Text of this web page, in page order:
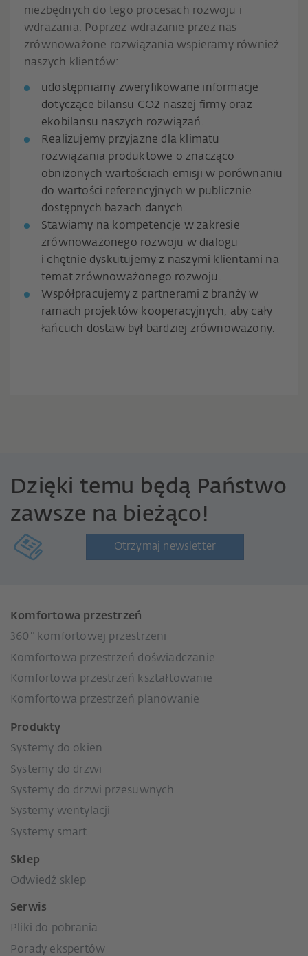
niezbędnych do tego procesach rozwoju i
wdrażania. Poprzez wdrażanie przez nas
zrównoważone rozwiązania wspieramy również
naszych klientów:
udostępniamy zweryfikowane informacje
dotyczące bilansu CO2 naszej firmy oraz
ekobilansu naszych rozwiązań.
Realizujemy przyjazne dla klimatu
rozwiązania produktowe o znacząco
obniżonych wartościach emisji w porównaniu
do wartości referencyjnych w publicznie
dostępnych bazach danych.
Stawiamy na kompetencje w zakresie
zrównoważonego rozwoju w dialogu
i chętnie dyskutujemy z naszymi klientami na
temat zrównoważonego rozwoju.
Współpracujemy z partnerami z branży w
ramach projektów kooperacyjnych, aby cały
łańcuch dostaw był bardziej zrównoważony.
Dzięki temu będą Państwo
zawsze na bieżąco!
Otrzymaj newsletter
Komfortowa przestrzeń
360° komfortowej przestrzeni
Komfortowa przestrzeń doświadczanie
Komfortowa przestrzeń kształtowanie
Komfortowa przestrzeń planowanie
Produkty
Systemy do okien
Systemy do drzwi
Systemy do drzwi przesuwnych
Systemy wentylacji
Systemy smart
Sklep
Odwiedź sklep
Serwis
Pliki do pobrania
Porady ekspertów